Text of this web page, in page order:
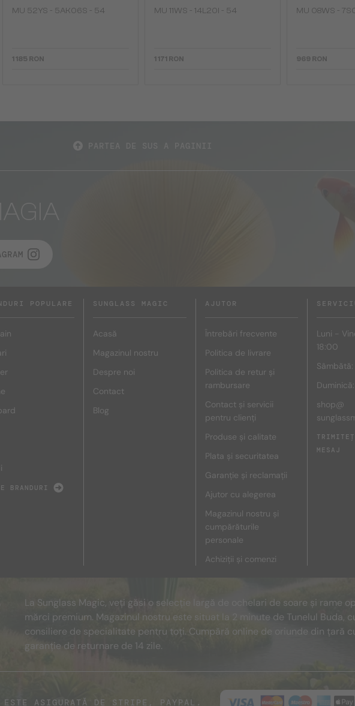
MU 52YS - ​5AK06S - ​54
1 185 RON
MU 11WS - 14L20I - 54
1 171 RON
MU 08WS -
969 RON
POPULARE
BRANDURI
SUNGLASS MAGIC
Acasă
Magazinul nostru
Despre noi
Contact
Blog
AJUTOR
Întrebări frecvente
Politica de livrare
Politica de retur și
rambursare
Contact și servicii
pentru clienți
Produse și calitate
Plata și securitatea
Garanție și reclamații
Ajutor cu alegerea
Magazinul nostru și
cumpărăturile
personale
Achiziții și comenzi
Luni -
18:00
shop@
MESAJ
La Sunglass Magic, veți găsi o selecție largă de ochelari de soare și rame
mărci premium. Magazinul nostru este situat la 2 minute de Tunelul Buda,
consiliere de specialitate pentru toți. Cumpără online de oriunde din țară
garanție de returnare de 14 zile.
ESTE ASIGURATĂ DE STRIPE, PAYPAL.